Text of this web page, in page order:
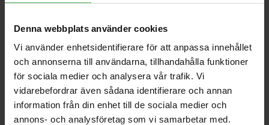
Denna webbplats använder cookies
Vi använder enhetsidentifierare för att anpassa innehållet
och annonserna till användarna, tillhandahålla funktioner
för sociala medier och analysera vår trafik. Vi
vidarebefordrar även sådana identifierare och annan
information från din enhet till de sociala medier och
annons- och analysföretag som vi samarbetar med.
Premium Series XLRF-
290 kr
EB-2006
XLR cable 3pin 5m bk
222 kr
Speakon Male Connector
Double RCA-Angled RCA
Black 3m
149 kr